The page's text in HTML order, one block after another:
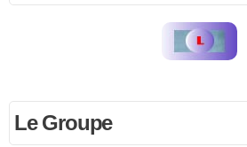
Le Groupe